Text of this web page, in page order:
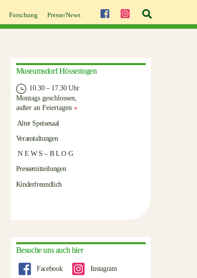
Forschung Presse/News
Museumsdorf Hösseringen
10.30 – 17.30 Uhr
Montags geschlossen,
außer an Feiertagen «
Alter Speisesaal
Veranstaltungen
N E W S – B L O G
Pressemitteilungen
Kinderfreundlich
Besuche uns auch hier
Facebook Instagram